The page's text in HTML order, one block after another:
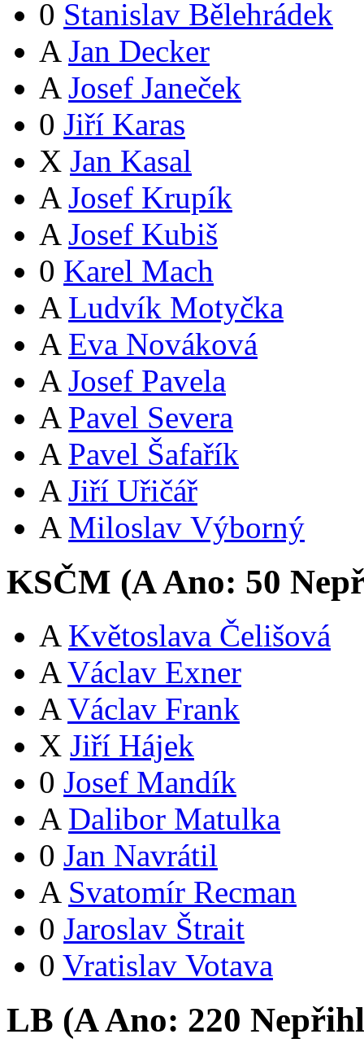
0 Stanislav Bělehrádek
A Jan Decker
A Josef Janeček
0 Jiří Karas
X Jan Kasal
A Josef Krupík
A Josef Kubiš
0 Karel Mach
A Ludvík Motyčka
A Eva Nováková
A Josef Pavela
A Pavel Severa
A Pavel Šafařík
A Jiří Uřičář
A Miloslav Výborný
KSČM (AAno: 50
A Květoslava Čelišová
A Václav Exner
A Václav Frank
X Jiří Hájek
0 Josef Mandík
A Dalibor Matulka
0 Jan Navrátil
A Svatomír Recman
0 Jaroslav Štrait
0 Vratislav Votava
LB (AAno: 220